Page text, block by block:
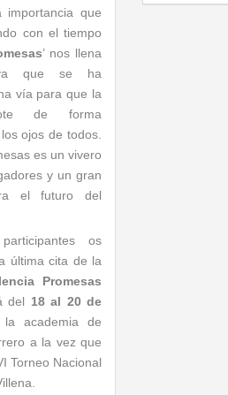
importancia que
con el tiempo
’ nos llena
que se ha
vía para que la
de forma
ojos de todos.
es un vivero
y un gran
el futuro del
os
última cita de la
Promesas
del 18 al 20 de
academia de
a la vez que
Torneo Nacional